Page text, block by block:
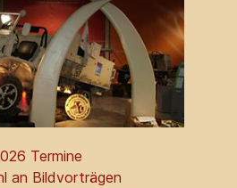
Termine
an Bildvorträgen